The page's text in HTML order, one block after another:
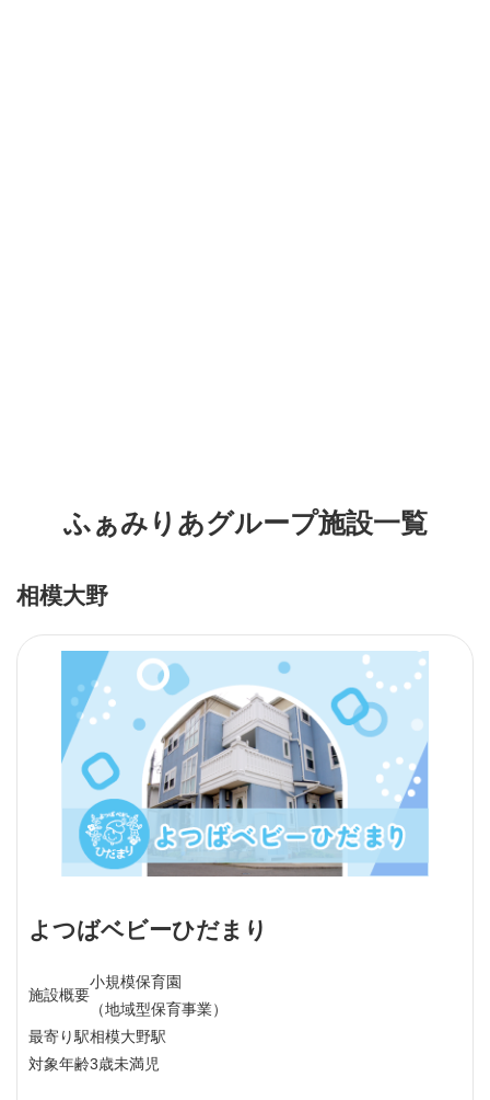
ふぁみりあグループ施設一覧
相模大野
よつばベビーひだまり
施設概要
小規模保育園
（地域型保育事業）
最寄り駅相模大野駅
対象年齢3歳未満児